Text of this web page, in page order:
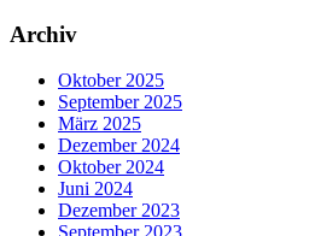
Archiv
Oktober 2025
September 2025
März 2025
Dezember 2024
Oktober 2024
Juni 2024
Dezember 2023